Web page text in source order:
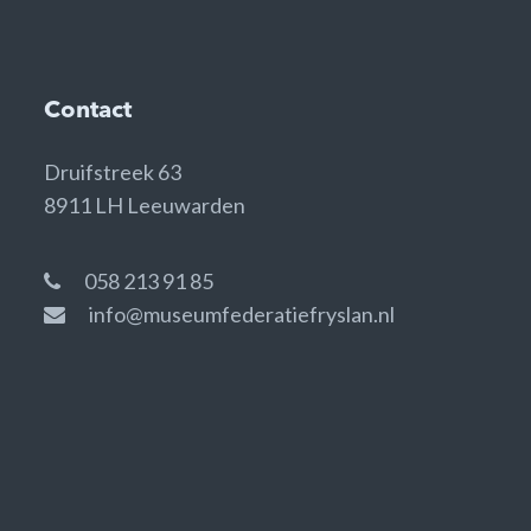
Contact
Druifstreek 63
8911 LH Leeuwarden
058 213 91 85
info@museumfederatiefryslan.nl